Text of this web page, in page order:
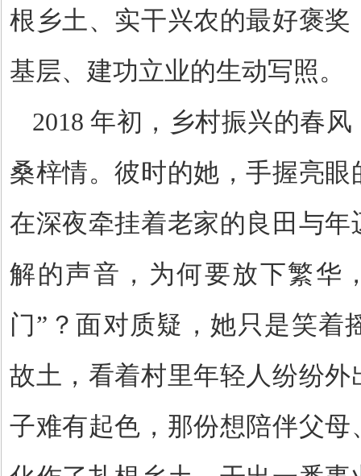
根乡土、实干兴农的最好褒
基层、建功立业的生动写照。
2018年初，乡村振兴的春
桑梓情。彼时的她，手握亮
在深夜牵挂着老家的良田与
解的声音，为何要放下繁华
门”？面对质疑，她只是笑着
故土，看着村里年轻人纷纷
子难有起色，那份想陪伴父